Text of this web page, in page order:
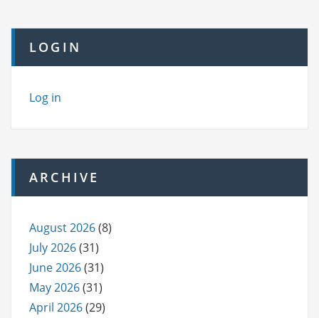
LOGIN
Log in
ARCHIVE
August 2026(8)
July 2026(31)
June 2026(31)
May 2026(31)
April 2026(29)